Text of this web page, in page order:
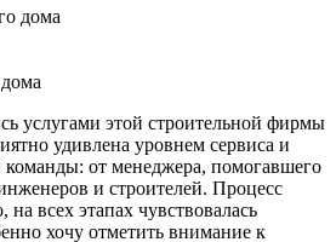
услугами этой строительной фирмы
удивлена уровнем сервиса и
команды: от менеджера, помогавшего
и строителей. Процесс
всех этапах чувствовалась
хочу отметить внимание к